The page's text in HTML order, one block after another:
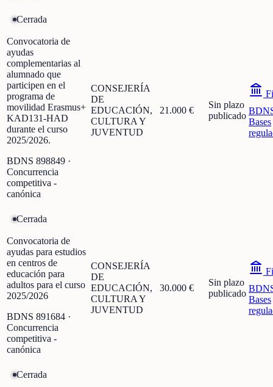
Cerrada
Convocatoria de
ayudas
complementarias al
alumnado que
participen en el
programa de
movilidad Erasmus+
KAD131-HAD
durante el curso
2025/2026.
BDNS 898849 ·
Concurrencia
competitiva -
canónica
CONSEJERÍA
DE
EDUCACIÓN,
CULTURA Y
JUVENTUD
21.000 €
Sin plazo
publicado
Bases
Cerrada
Convocatoria de
ayudas para estudios
en centros de
educación para
adultos para el curso
2025/2026
BDNS 891684 ·
Concurrencia
competitiva -
canónica
CONSEJERÍA
DE
EDUCACIÓN,
CULTURA Y
JUVENTUD
30.000 €
Sin plazo
publicado
Bases
Cerrada